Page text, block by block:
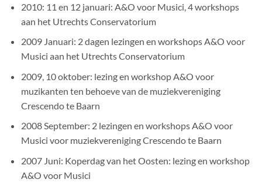
2010: 11 en 12 januari: A&O voor Musici, 4 workshops
aan het Utrechts Conservatorium
2009 Januari: 2 dagen lezingen en workshops A&O voor
Musici aan het Utrechts Conservatorium
2009, 10 oktober: lezing en workshop A&O voor
muzikanten ten behoeve van de muziekvereniging
Crescendo te Baarn
2008 September: 2 lezingen en workshops A&O voor
Musici voor muziekvereniging Crescendo te Baarn
2007 Juni: Koperdag van het Oosten: lezing en workshop
A&O voor Musici